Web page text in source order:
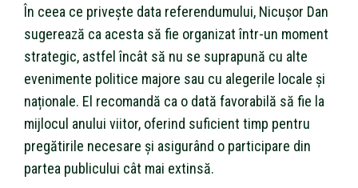
În ceea ce privește data referendumului, Nicușor Dan
sugerează ca acesta să fie organizat într-un moment
strategic, astfel încât să nu se suprapună cu alte
evenimente politice majore sau cu alegerile locale și
naționale. El recomandă ca o dată favorabilă să fie la
mijlocul anului viitor, oferind suficient timp pentru
pregătirile necesare și asigurând o participare din
partea publicului cât mai extinsă.